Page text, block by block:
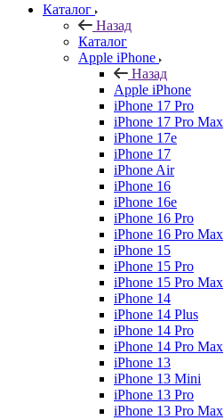
Каталог
Назад
Каталог
Apple iPhone
Назад
Apple iPhone
iPhone 17 Pro
iPhone 17 Pro Max
iPhone 17e
iPhone 17
iPhone Air
iPhone 16
iPhone 16e
iPhone 16 Pro
iPhone 16 Pro Max
iPhone 15
iPhone 15 Pro
iPhone 15 Pro Max
iPhone 14
iPhone 14 Plus
iPhone 14 Pro
iPhone 14 Pro Max
iPhone 13
iPhone 13 Mini
iPhone 13 Pro
iPhone 13 Pro Max